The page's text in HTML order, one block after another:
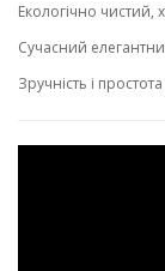
Екологічно чистий,
Сучасний
Зручність і